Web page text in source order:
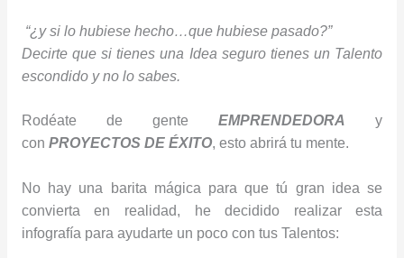
“¿y si lo hubiese hecho…que hubiese pasado?”
Decirte que si tienes una Idea seguro tienes un Talento
escondido y no lo sabes.
Rodéate de gente EMPRENDEDORA
y
con PROYECTOS DE ÉXITO, esto abrirá tu mente.
No hay una barita mágica para que tú gran idea se
convierta en realidad, he decidido realizar esta
infografía para ayudarte un poco con tus Talentos: